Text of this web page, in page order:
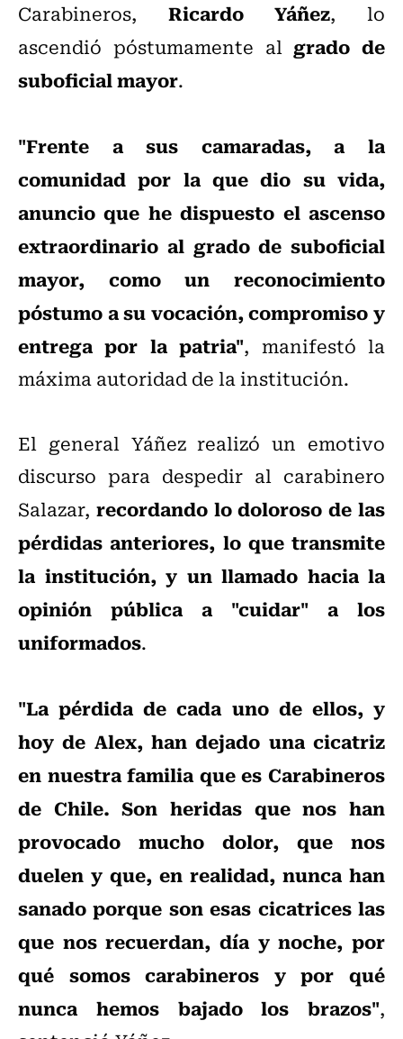
Carabineros, Ricardo Yáñez, lo
ascendió póstumamente algrado de
suboficial mayor.
"Frente a sus camaradas, a la
comunidad por la que dio su vida,
anuncio que he dispuesto el ascenso
extraordinario al grado de suboficial
mayor, como un reconocimiento
póstumo a su vocación, compromiso y
entrega por la patria", manifestó la
máxima autoridad de la institución.
El general Yáñez realizó un emotivo
discurso para despedir al carabinero
Salazar, recordando lo doloroso de las
pérdidas anteriores, lo que transmite
la institución, y un llamado hacia la
opinión pública a "cuidar" a los
uniformados.
"La pérdida de cada uno de ellos, y
hoy de Alex, han dejado una cicatriz
en nuestra familia que es Carabineros
de Chile. Son heridas que nos han
provocado mucho dolor, que nos
duelen y que, en realidad, nunca han
sanado porque son esas cicatrices las
que nos recuerdan, día y noche, por
qué somos carabineros y por qué
nunca hemos bajado los brazos",